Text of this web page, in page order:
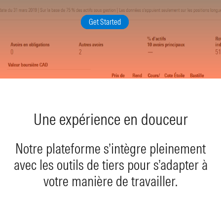
Get Started
Une expérience en douceur
Notre plateforme s’intègre pleinement
avec les outils de tiers pour s’adapter à
votre manière de travailler.